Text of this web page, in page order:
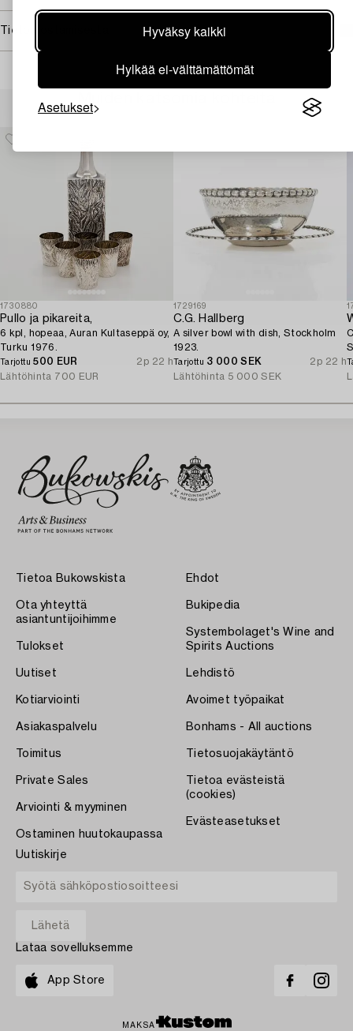
Hyväksy kaikki
Hylkää ei-välttämättömät
Asetukset
Tietoa ostamisesta
1730880
Pullo ja pikareita,
6 kpl, hopeaa, Auran Kultaseppä oy,
Turku 1976.
Tarjottu500 EUR
2p 22 h
Lähtöhinta 700 EUR
1729169
C.G. Hallberg
A silver bowl with dish, Stockholm
1923.
Tarjottu 3 000 SEK
2p 22 h
Lähtöhinta 5 000 SEK
Tietoa Bukowskista
Ota yhteyttä
asiantuntijoihimme
Tulokset
Uutiset
Kotiarviointi
Asiakaspalvelu
Toimitus
Private Sales
Arviointi & myyminen
Ostaminen huutokaupassa
Ehdot
Bukipedia
Systembolaget's Wine and
Spirits Auctions
Lehdistö
Avoimet työpaikat
Bonhams - All auctions
Tietosuojakäytäntö
Tietoa evästeistä
(cookies)
Evästeasetukset
Uutiskirje
Lataa sovelluksemme
App Store
MAKSA